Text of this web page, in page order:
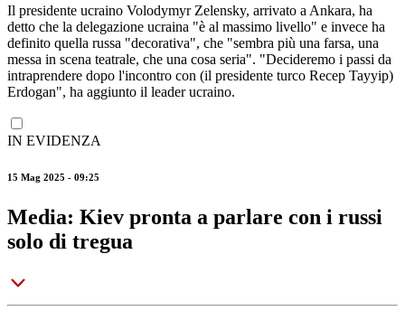
Il presidente ucraino Volodymyr Zelensky, arrivato a Ankara, ha
detto che la delegazione ucraina "è al massimo livello" e invece ha
definito quella russa "decorativa", che "sembra più una farsa, una
messa in scena teatrale, che una cosa seria". "Decideremo i passi da
intraprendere dopo l'incontro con (il presidente turco Recep Tayyip)
Erdogan", ha aggiunto il leader ucraino.
IN EVIDENZA
15 Mag 2025 - 09:25
Media: Kiev pronta a parlare con i russi
solo di tregua